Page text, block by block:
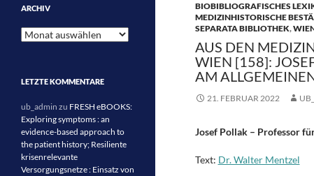
BIOBIBLIOGRAFISCHES
MEDIZINHISTORISCHE
SEPARATA BIBLIOTHEK,
AUS DEN
WIEN [158]:
AM
21. FEBRUAR 2022
Josef Pollak – Professor
Text: Dr. Walter Mentzel
ARCHIV
Archiv
LETZTE KOMMENTARE
ub_admin zu FRESH eBOOKS:
Exploring symptoms : an
evidence-based approach to
the patient history; Resiliente
krisenrelevante
Versorgungsnetze : Einsatz von